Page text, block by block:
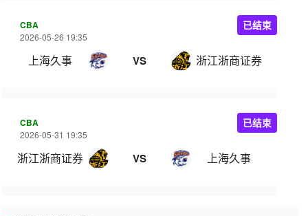
CBA
2026-05-26 19:35
上海久事 VS 浙江浙商证券
已结束
CBA
2026-05-31 19:35
浙江浙商证券 VS 上海久事
已结束